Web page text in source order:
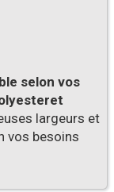
selon vos
largeurs et
vos besoins